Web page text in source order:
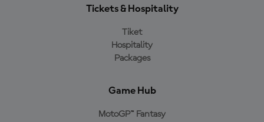
Tickets & Hospitality
Tiket
Hospitality
Packages
Game Hub
MotoGP™ Fantasy